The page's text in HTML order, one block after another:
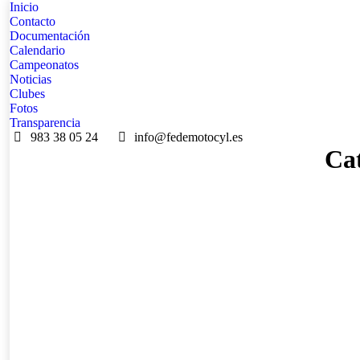
Inicio
Contacto
Documentación
Calendario
Campeonatos
Noticias
Clubes
Fotos
Transparencia
983 38 05 24
info@fedemotocyl.es